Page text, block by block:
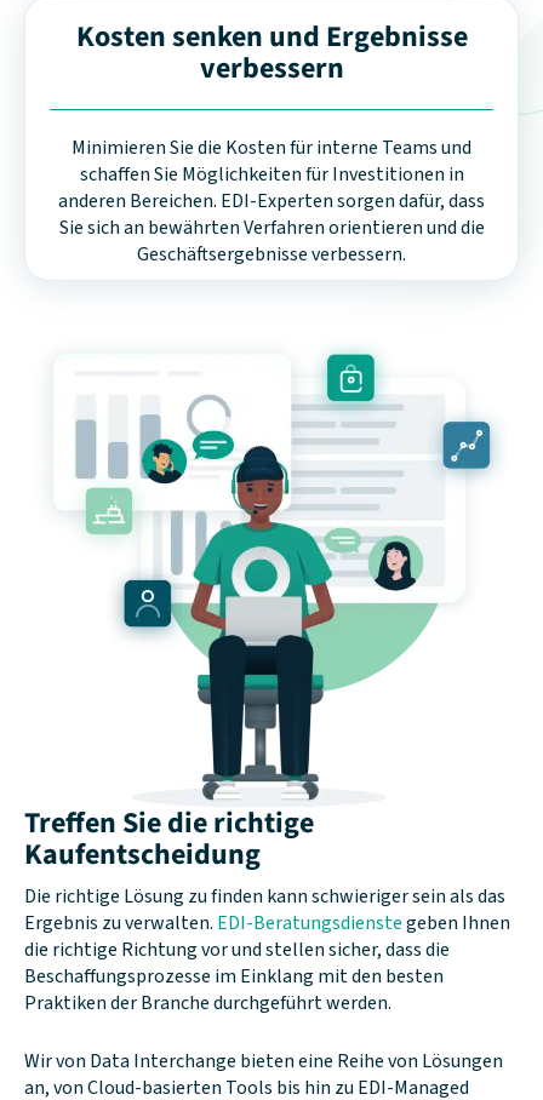
Kosten senken und Ergebnisse
verbessern
Minimieren Sie die Kosten für interne Teams und
schaffen Sie Möglichkeiten für Investitionen in
anderen Bereichen. EDI-Experten sorgen dafür, dass
Sie sich an bewährten Verfahren orientieren und die
Geschäftsergebnisse verbessern.
Treffen Sie die richtige
Kaufentscheidung
Die richtige Lösung zu finden kann schwieriger sein als das
Ergebnis zu verwalten. EDI-Beratungsdienstegeben Ihnen
die richtige Richtung vor und stellen sicher, dass die
Beschaffungsprozesse im Einklang mit den besten
Praktiken der Branche durchgeführt werden.
Wir von Data Interchange bieten eine Reihe von Lösungen
an, von Cloud-basierten Tools bis hin zu EDI-Managed